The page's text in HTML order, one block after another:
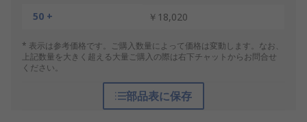
50 +
￥18,020
* 表示は参考価格です。ご購入数量によって価格は変動します。なお、
上記数量を大きく超える大量ご購入の際は右下チャットからお問合せ
ください。
部品表に保存